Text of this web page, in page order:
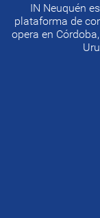
IN Neuquén
plataforma de
opera en